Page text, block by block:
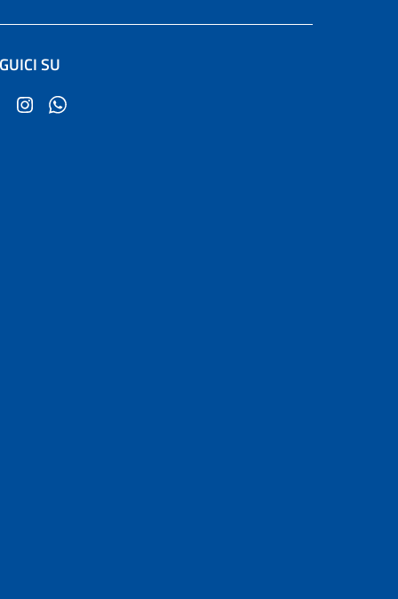
(apre in un'altra scheda).
SU